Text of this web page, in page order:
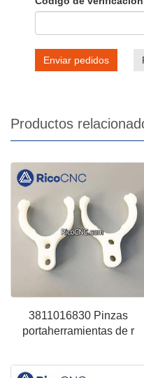
Enviar pedidos
Productos
3811016830 Pinzas
portaherramientas de r